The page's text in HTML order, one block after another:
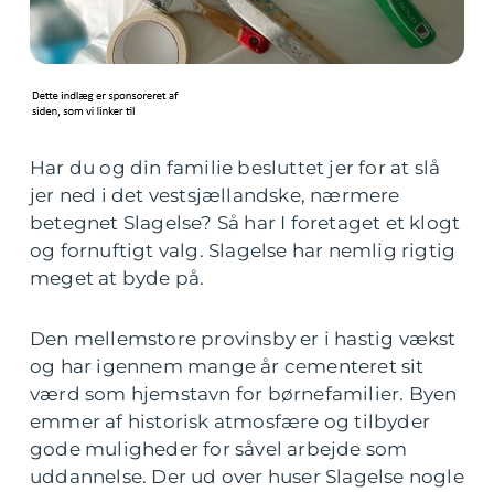
Har du og din familie besluttet jer for at slå
jer ned i det vestsjællandske, nærmere
betegnet Slagelse? Så har I foretaget et klogt
og fornuftigt valg. Slagelse har nemlig rigtig
meget at byde på.
Den mellemstore provinsby er i hastig vækst
og har igennem mange år cementeret sit
værd som hjemstavn for børnefamilier. Byen
emmer af historisk atmosfære og tilbyder
gode muligheder for såvel arbejde som
uddannelse. Der ud over huser Slagelse nogle